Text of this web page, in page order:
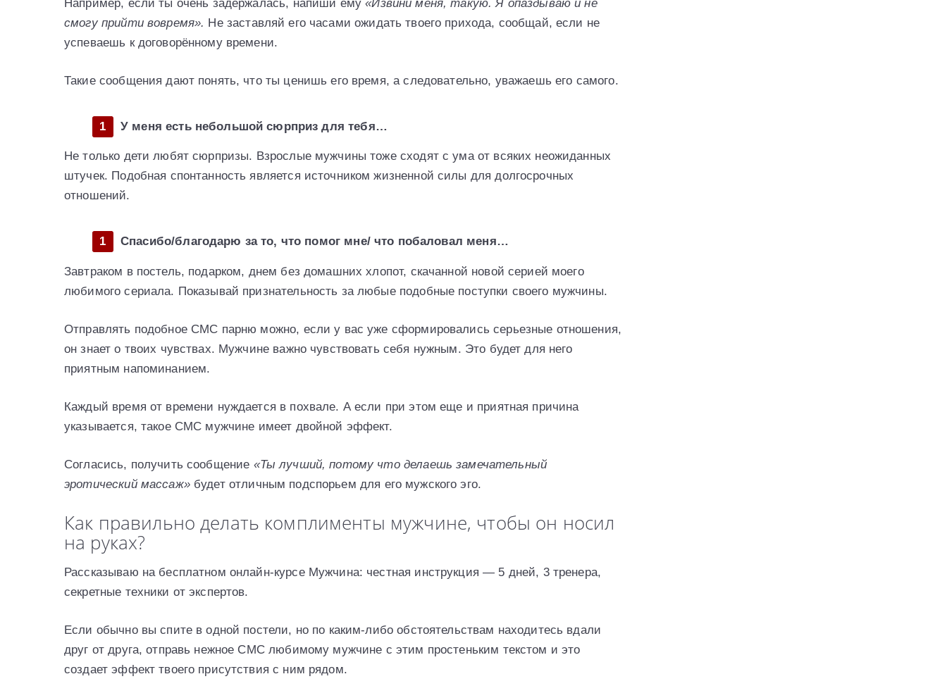
Например, если ты очень задержалась, напиши ему«Извини меня, такую. Я опаздываю и не
смогу прийти вовремя». Не заставляй его часами ожидать твоего прихода, сообщай, если не
успеваешь к договорённому времени.
Такие сообщения дают понять, что ты ценишь его время, а следовательно, уважаешь его самого.
У меня есть небольшой сюрприз для тебя…
Не только дети любят сюрпризы. Взрослые мужчины тоже сходят с ума от всяких неожиданных
штучек. Подобная спонтанность является источником жизненной силы для долгосрочных
отношений.
Спасибо/благодарю за то, что помог мне/ что побаловал меня…
Завтраком в постель, подарком, днем без домашних хлопот, скачанной новой серией моего
любимого сериала. Показывай признательность за любые подобные поступки своего мужчины.
Отправлять подобное СМС парню можно, если у вас уже сформировались серьезные отношения,
он знает о твоих чувствах. Мужчине важно чувствовать себя нужным. Это будет для него
приятным напоминанием.
Каждый время от времени нуждается в похвале. А если при этом еще и приятная причина
указывается, такое СМС мужчине имеет двойной эффект.
Согласись, получить сообщение «Ты лучший, потому что делаешь замечательный
эротический массаж»будет отличным подспорьем для его мужского эго.
Как правильно делать комплименты мужчине, чтобы он носил
на руках?
Рассказываю на бесплатном онлайн-курсе Мужчина: честная инструкция — 5 дней, 3 тренера,
секретные техники от экспертов.
Если обычно вы спите в одной постели, но по каким-либо обстоятельствам находитесь вдали
друг от друга, отправь нежное СМС любимому мужчине с этим простеньким текстом и это
создает эффект твоего присутствия с ним рядом.